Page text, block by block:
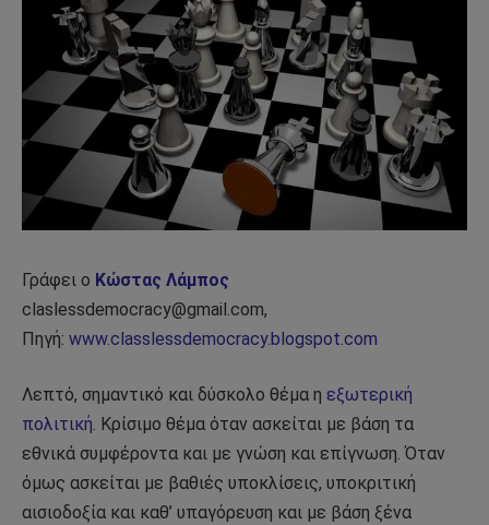
Γράφει ο Κώστας Λάμπος
claslessdemocracy@gmail.com,
Πηγή: www.classlessdemocracy.blogspot.com
Λεπτό, σημαντικό και δύσκολο θέμα η εξωτερική
πολιτική. Κρίσιμο θέμα όταν ασκείται με βάση τα
εθνικά συμφέροντα και με γνώση και επίγνωση. Όταν
όμως ασκείται με βαθιές υποκλίσεις, υποκριτική
αισιοδοξία και καθ’ υπαγόρευση και με βάση ξένα